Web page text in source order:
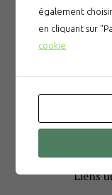
La
Liens
également
en cliquant sur
cookie